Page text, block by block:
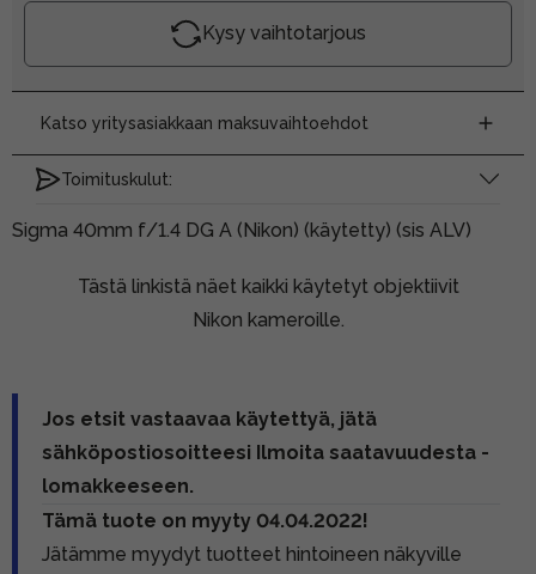
Kysy vaihtotarjous
Katso yritysasiakkaan maksuvaihtoehdot
Toimituskulut:
Sigma 40mm f/1.4 DG A (Nikon) (käytetty) (sis ALV)
Tästä linkistä näet kaikki käytetyt objektiivit
Nikon kameroille.
Jos etsit vastaavaa käytettyä, jätä
sähköpostiosoitteesi Ilmoita saatavuudesta -
lomakkeeseen.
Tämä tuote on myyty 04.04.2022!
Jätämme myydyt tuotteet hintoineen näkyville